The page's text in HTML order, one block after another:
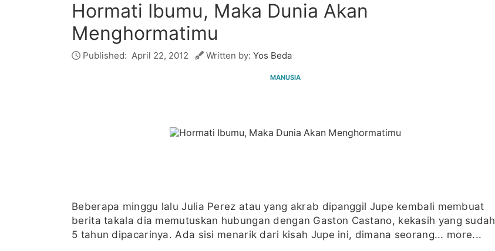
Hormati Ibumu, Maka Dunia Akan
Menghormatimu
Published: April 22, 2012 Written by: Yos Beda
MANUSIA
Beberapa minggu lalu Julia Perez atau yang akrab dipanggil Jupe kembali membuat
berita takala dia memutuskan hubungan dengan Gaston Castano, kekasih yang sudah
5 tahun dipacarinya. Ada sisi menarik dari kisah Jupe ini, dimana seorang... more...